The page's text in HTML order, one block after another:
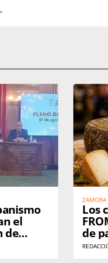
el
de
ZAMORA
Los
de